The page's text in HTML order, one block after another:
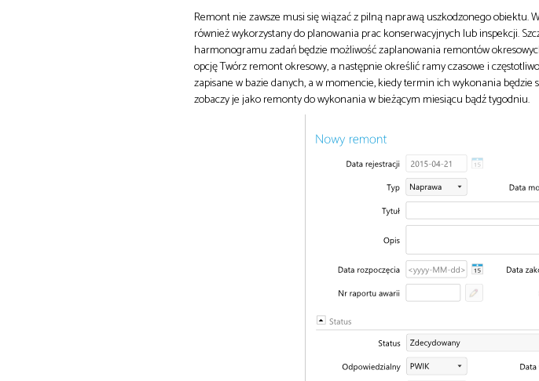
Remont nie zawsze musi się wiązać z pilną naprawą uszkodzonego obiektu.
również wykorzystany do planowania prac konserwacyjnych lub inspekcji.
harmonogramu zadań będzie możliwość zaplanowania remontów
opcję Twórz remont okresowy, a następnie określić ramy czasowe i
zapisane w bazie danych, a w momencie, kiedy termin ich wykonania będzie
zobaczy je jako remonty do wykonania w bieżącym miesiącu bądź tygodniu.